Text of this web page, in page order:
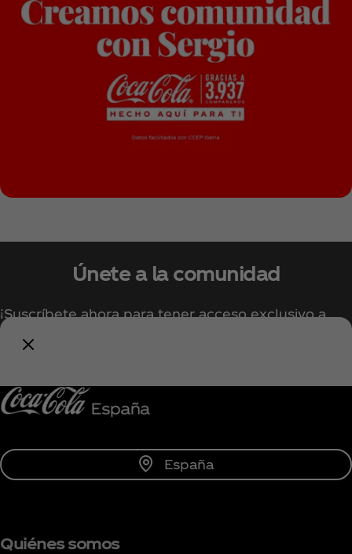
Únete a la comunidad
¡Suscríbete ahora para tener acceso exclusivo a
todo lo relacionado con Coca‑Cola!
España
Quiénes somos